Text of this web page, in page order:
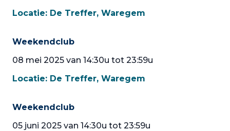
Locatie: De Treffer, Waregem
Weekendclub
08 mei 2025 van 14:30u tot 23:59u
Locatie: De Treffer, Waregem
Weekendclub
05 juni 2025 van 14:30u tot 23:59u